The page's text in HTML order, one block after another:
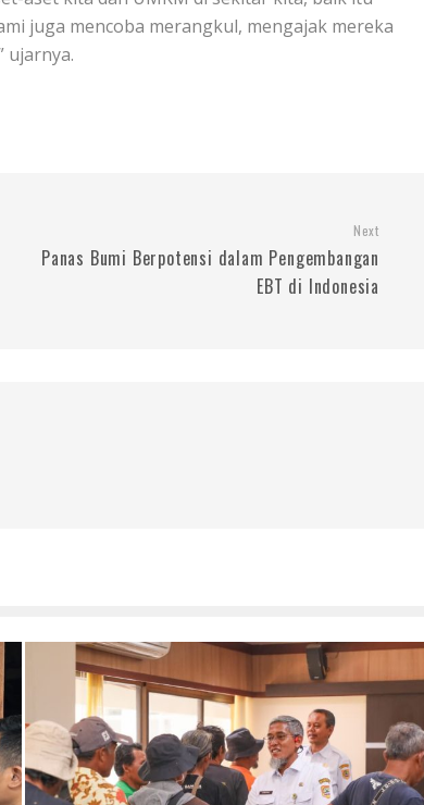
juga mencoba merangkul, mengajak mereka
ujarnya.
Next
Panas Bumi Berpotensi dalam Pengembangan
EBT di Indonesia